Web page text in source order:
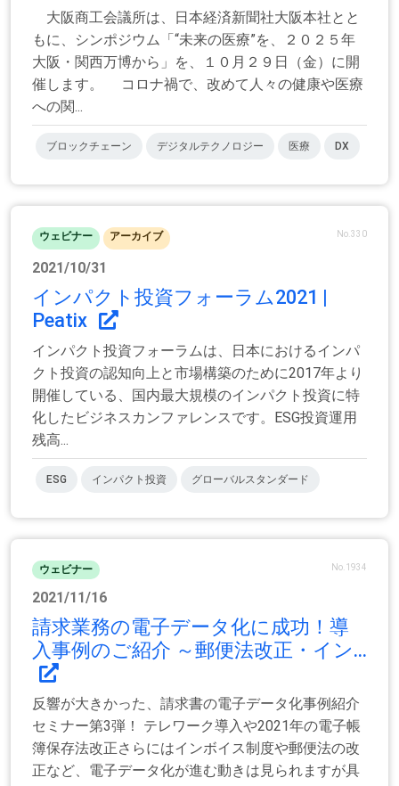
大阪商工会議所は、日本経済新聞社大阪本社とと
もに、シンポジウム「“未来の医療”を、２０２５年
大阪・関西万博から」を、１０月２９日（金）に開
催します。 コロナ禍で、改めて人々の健康や医療
への関...
ブロックチェーン デジタルテクノロジー 医療 DX
ウェビナー アーカイブ No.330
2021/10/31
インパクト投資フォーラム2021 |
Peatix
インパクト投資フォーラムは、日本におけるインパ
クト投資の認知向上と市場構築のために2017年より
開催している、国内最大規模のインパクト投資に特
化したビジネスカンファレンスです。ESG投資運用
残高...
ESG インパクト投資 グローバルスタンダード
ウェビナー No.1934
2021/11/16
請求業務の電子データ化に成功！導
入事例のご紹介 ～郵便法改正・イン...
反響が大きかった、請求書の電子データ化事例紹介
セミナー第3弾！ テレワーク導入や2021年の電子帳
簿保存法改正さらにはインボイス制度や郵便法の改
正など、電子データ化が進む動きは見られますが具